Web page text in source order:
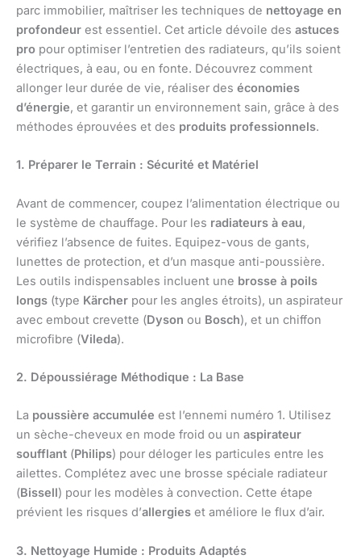
parc immobilier, maîtriser les techniques de nettoyage en
profondeur est essentiel. Cet article dévoile des astuces
pro pour optimiser l’entretien des radiateurs, qu’ils soient
électriques, à eau, ou en fonte. Découvrez comment
allonger leur durée de vie, réaliser des économies
d’énergie, et garantir un environnement sain, grâce à des
méthodes éprouvées et des produits professionnels.
1. Préparer le Terrain : Sécurité et Matériel
Avant de commencer, coupez l’alimentation électrique ou
le système de chauffage. Pour les radiateurs à eau,
vérifiez l’absence de fuites. Equipez-vous de gants,
lunettes de protection, et d’un masque anti-poussière.
Les outils indispensables incluent une brosse à poils
longs (type Kärcher pour les angles étroits), un aspirateur
avec embout crevette (Dyson ou Bosch), et un chiffon
microfibre (Vileda).
2. Dépoussiérage Méthodique : La Base
La poussière accumulée est l’ennemi numéro 1. Utilisez
un sèche-cheveux en mode froid ou un aspirateur
soufflant (Philips) pour déloger les particules entre les
ailettes. Complétez avec une brosse spéciale radiateur
(Bissell) pour les modèles à convection. Cette étape
prévient les risques d’allergies et améliore le flux d’air.
3. Nettoyage Humide : Produits Adaptés